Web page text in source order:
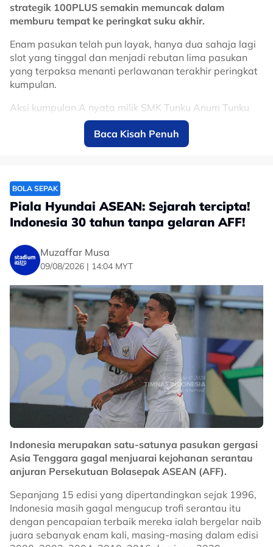
strategik 100PLUS semakin memuncak dalam
memburu tempat ke peringkat suku akhir.
Enam pasukan telah pun layak, hanya dua sahaja lagi
slot yang tinggal dan menjadi rebutan lima pasukan
yang terpaksa menanti perlawanan terakhir peringkat
kumpulan.
Aksi kumpulan A nyata milik SMK Tunku Anum Tunku
Abdul Rahman yang sah mara ke suku akhir selepas
menang tipis 1-0 ke atas SMK Gunung Rapat.
memastikan tiga mata penting milik SMK Tunku Anum
Tunku Abdul Rahman.
SMK Tunku Anum Tunku Abdul Rahman mara ke suku
kedua. Kejayaan itu sekali gus mengecewakan SMK
Mutiara Impian yang turut mengumpul 13 mata
selepas turut mencatat kemenangan 1-0 ke atas SMK
Syed Hassan, namun terpaksa berpuas hati di tangga
ketiga selepas dipisahkan menerusi beza jaringan.
Pengendalinya, Muhd Hafiz Husin, walaupun satu gol,
fokus utama pasukan adalah mendapatkan
kemenangan.
“Walaupun kami hanya menang 1-0, kemenangan ini
tetap sangat penting. Dari segi jaringan, memang
jumlah gol penting untuk membantu kami melangkah ke
suku akhir, tetapi perkara paling utama adalah
kemenangan.
“Anak-anak buah saya telah memberikan yang terbaik
untuk memastikan kemenangan menjadi milik
pasukan,”kata Hafiz
SMK Shah Alam kekal ditangga teratas, turut meraih
13 mata selepas lima perlawanan namun dibezakan
dengan jumlah jaringan dan beraksi kurang satu
perlawanan.
Baca Kisah Penuh
BOLA SEPAK
Piala Hyundai ASEAN: Sejarah tercipta!
Indonesia 30 tahun tanpa gelaran AFF!
Muzaffar Musa
09/08/2026 | 14:04 MYT
Indonesia merupakan satu-satunya pasukan gergasi
Asia Tenggara gagal menjuarai kejohanan serantau
anjuran Persekutuan Bolasepak ASEAN (AFF).
Sepanjang 15 edisi yang dipertandingkan sejak 1996,
Indonesia masih gagal mengucup trofi serantau itu
dengan pencapaian terbaik mereka ialah bergelar naib
juara sebanyak enam kali, masing-masing dalam edisi